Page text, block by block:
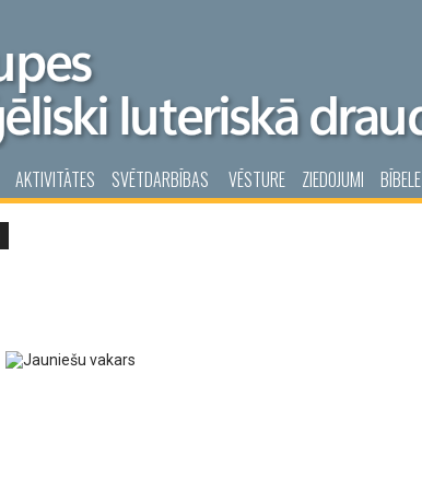
AKTIVITĀTES SVĒTDARBĪBAS VĒSTURE ZIEDOJUMI BĪBELE